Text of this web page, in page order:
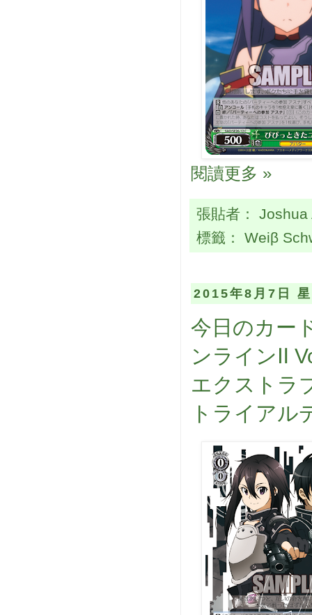
閱讀更多 »
張貼者：
標籤： Weiβ
2015年8月7日
今日のカー
ンラインⅡ
エクストラ
トライアル